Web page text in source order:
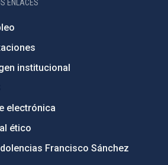
ENLACES
institucional
electrónica
ético
Francisco Sánchez